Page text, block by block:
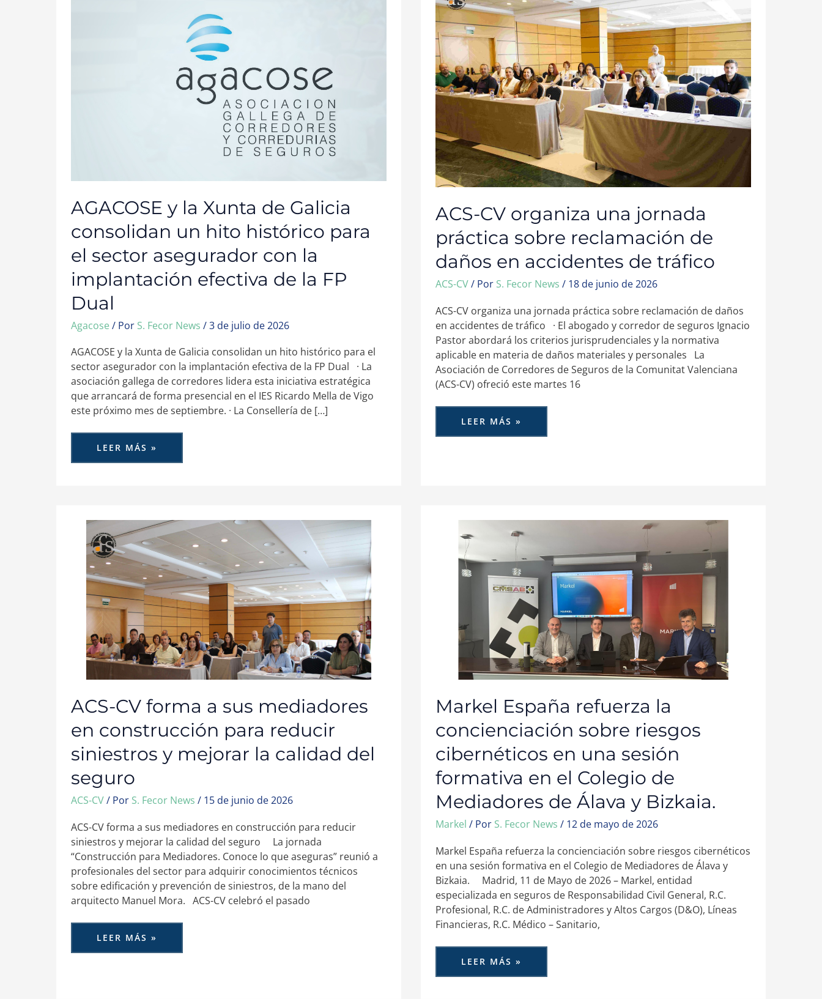
AGACOSE y la Xunta de Galicia
consolidan un hito histórico para
el sector asegurador con la
implantación efectiva de la FP
Dual
Agacose / Por S. Fecor News /3 de julio de 2026
AGACOSE y la Xunta de Galicia consolidan un hito histórico para el
sector asegurador con la implantación efectiva de la FP Dual · La
asociación gallega de corredores lidera esta iniciativa estratégica
que arrancará de forma presencial en el IES Ricardo Mella de Vigo
este próximo mes de septiembre. · La Consellería de […]
LEER MÁS »
ACS-CV organiza una jornada
práctica sobre reclamación de
daños en accidentes de tráfico
ACS-CV/ Por S. Fecor News / 18 de junio de 2026
ACS-CV organiza una jornada práctica sobre reclamación de daños
en accidentes de tráfico · El abogado y corredor de seguros Ignacio
Pastor abordará los criterios jurisprudenciales y la normativa
aplicable en materia de daños materiales y personales La
Asociación de Corredores de Seguros de la Comunitat Valenciana
(ACS-CV) ofreció este martes 16
UNA
JORNADA
PRÁCTICA
SOBRE
RECLAMACIÓN
DE
DAÑOS
EN
ACCIDENTES
DE
TRÁFICO
LEER MÁS »
ACS-CV forma a sus mediadores
en construcción para reducir
siniestros y mejorar la calidad del
seguro
ACS-CV/ Por S. Fecor News / 15 de junio de 2026
ACS-CV forma a sus mediadores en construcción para reducir
siniestros y mejorar la calidad del seguro La jornada
“Construcción para Mediadores. Conoce lo que aseguras” reunió a
profesionales del sector para adquirir conocimientos técnicos
sobre edificación y prevención de siniestros, de la mano del
arquitecto Manuel Mora. ACS-CV celebró el pasado
ACS-
CV
FORMA
A
SUS
MEDIADORES
EN
CONSTRUCCIÓN
PARA
REDUCIR
SINIESTROS
Y
MEJORAR
LA
CALIDAD
DEL
SEGURO
LEER MÁS »
Markel España refuerza la
concienciación sobre riesgos
cibernéticos en una sesión
formativa en el Colegio de
Mediadores de Álava y Bizkaia.
Markel / Por S. Fecor News / 12 de mayo de 2026
Markel España refuerza la concienciación sobre riesgos cibernéticos
en una sesión formativa en el Colegio de Mediadores de Álava y
Bizkaia. Madrid, 11 de Mayo de 2026 – Markel, entidad
especializada en seguros de Responsabilidad Civil General, R.C.
Profesional, R.C. de Administradores y Altos Cargos (D&O), Líneas
Financieras, R.C. Médico – Sanitario,
MARKEL
ESPAÑA
REFUERZA
LA
CONCIENCIACIÓN
SOBRE
RIESGOS
CIBERNÉTICOS
SESIÓN
FORMATIVA
EN
EL
COLEGIO
DE
MEDIADORES
DE
ÁLAVA
LEER MÁS »